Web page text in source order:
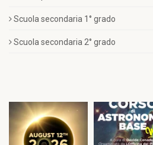
Scuola secondaria 1° grado
Scuola secondaria 2° grado